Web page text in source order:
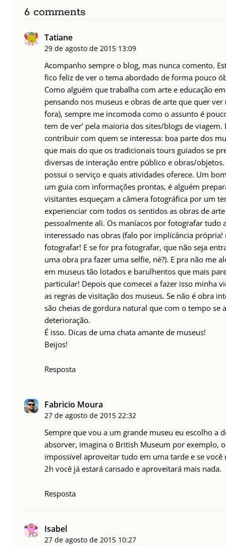
6 comments
Tatiane
29 de agosto de 2015 13:09
Acompanho sempre o blog, mas nunca comento.
fico feliz de ver o tema abordado de forma pouco
Como alguém que trabalha com arte e educação
pensando nos museus e obras de arte que quer
fora), sempre me incomoda como o assunto é
tem de ver’ pela maioria dos sites/blogs de
contribuir com quem se interessa: boa parte dos
que mais do que os tradicionais tours guiados se
diversas de interação entre público e obras/
possui o serviço e quais atividades oferece. Um
um guia com informações prontas, é alguém
visitantes esqueçam a câmera fotográfica por um
experienciar com todos os sentidos as obras de
pessoalmente ali. Os maníacos por fotografar tudo
interessado nas obras (falo por implicância
fotografar! E se for pra fotografar, que não seja
uma obra pra fazer uma selfie, né?). E pra não me
em museus tão lotados e barulhentos que mais
particular! Depois que comecei a fazer isso minha
as regras de visitação dos museus. Se não é obra
são cheias de gordura natural que com o tempo
deterioração.
É isso. Dicas de uma chata amante de museus!
Beijos!
Resposta
Fabricio Moura
27 de agosto de 2015 22:32
Sempre que vou a um grande museu eu escolho a
absorver, imagina o British Museum por exemplo,
impossível aproveitar tudo em uma tarde e se
2h você já estará cansado e aproveitará mais nada.
Resposta
Isabel
27 de agosto de 2015 10:27